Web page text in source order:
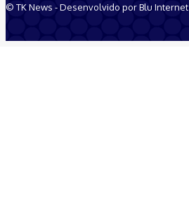
© TK News - Desenvolvido por Blu Internet